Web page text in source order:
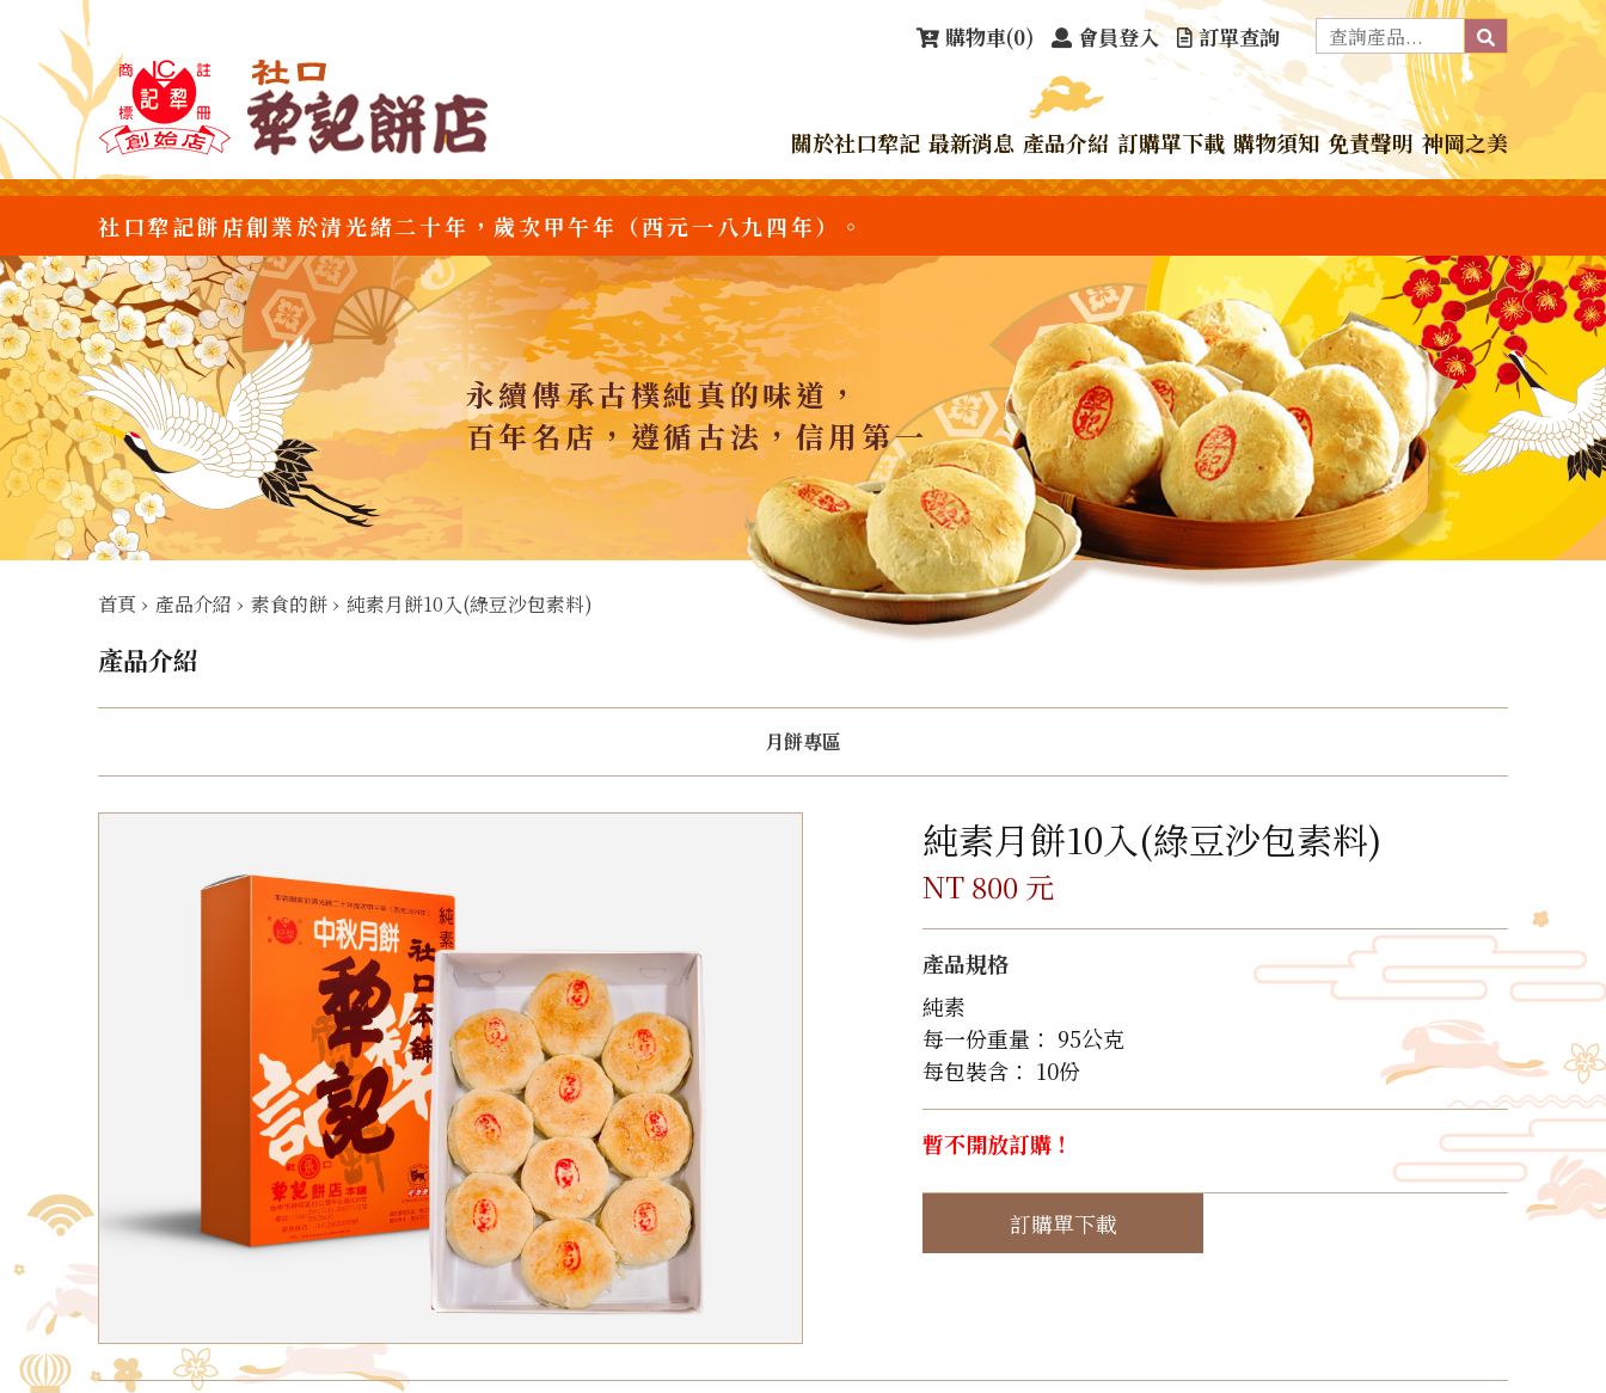
購物車(0) 會員登入 訂單查詢
關於社口犂記 最新消息 產品介紹 訂購單下載 購物須知 免責聲明 神岡之美
社口犂記餅店創業於清光緒二十年，歲次甲午年（西元一八九四年）。
永續傳承古樸純真的味道，
百年名店，遵循古法，信用第一
首頁 › 產品介紹 › 素食的餅 › 純素月餅10入(綠豆沙包素料)
產品介紹
月餅專區
純素月餅10入(綠豆沙包素料)
NT 800 元
產品規格
純素
每一份重量： 95公克
每包裝含： 10份
暫不開放訂購！
訂購單下載